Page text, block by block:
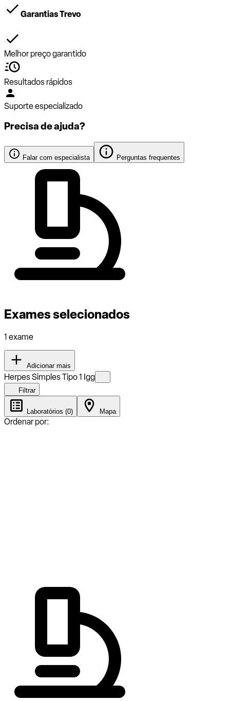
Garantias Trevo
Melhor preço garantido
Resultados rápidos
Suporte especializado
Precisa de ajuda?
Falar com especialista Perguntas frequentes
Exames selecionados
1 exame
Adicionar mais
Herpes Simples Tipo 1 Igg
Filtrar
Laboratórios (0) Mapa
Ordenar por: